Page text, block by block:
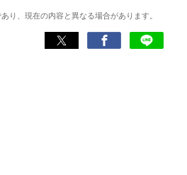
出し、人々に伝えるためゲームライタ
り、現在の内容と異なる場合があります。